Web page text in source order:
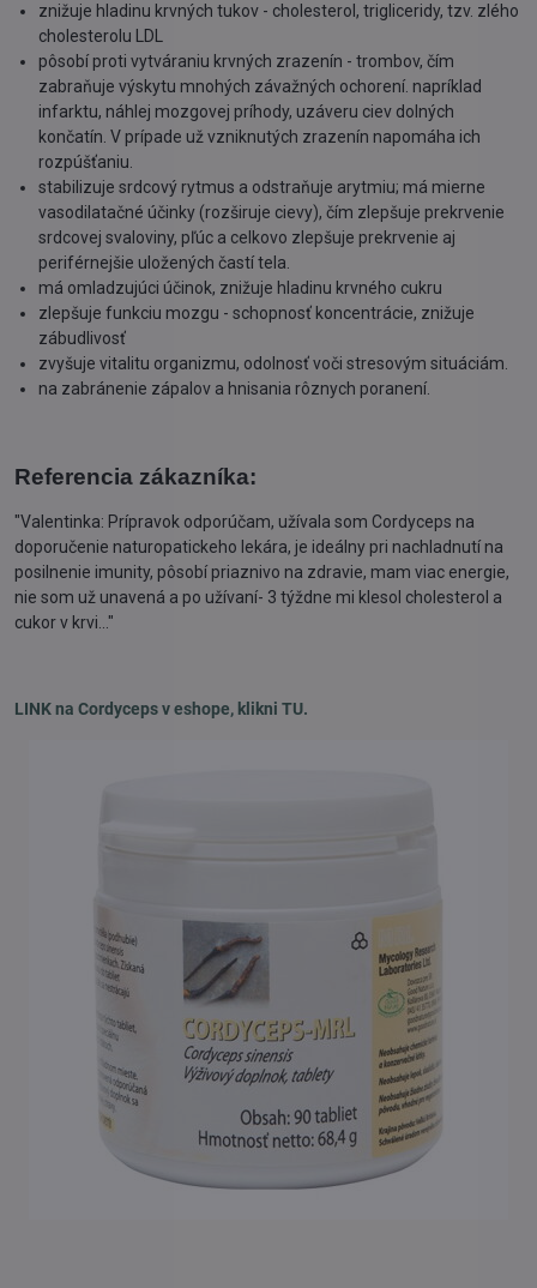
znižuje hladinu krvných tukov - cholesterol, trigliceridy, tzv. zlého
cholesterolu LDL
pôsobí proti vytváraniu krvných zrazenín - trombov, čím
zabraňuje výskytu mnohých závažných ochorení. napríklad
infarktu, náhlej mozgovej príhody, uzáveru ciev dolných
končatín. V prípade už vzniknutých zrazenín napomáha ich
rozpúšťaniu.
stabilizuje srdcový rytmus a odstraňuje arytmiu; má mierne
vasodilatačné účinky (rozširuje cievy), čím zlepšuje prekrvenie
srdcovej svaloviny, pľúc a celkovo zlepšuje prekrvenie aj
periférnejšie uložených častí tela.
má omladzujúci účinok, znižuje hladinu krvného cukru
zlepšuje funkciu mozgu - schopnosť koncentrácie, znižuje
zábudlivosť
zvyšuje vitalitu organizmu, odolnosť voči stresovým situáciám.
na zabránenie zápalov a hnisania rôznych poranení.
Referencia zákazníka:
"Valentinka: Prípravok odporúčam, užívala som Cordyceps na
doporučenie naturopatickeho lekára, je ideálny pri nachladnutí na
posilnenie imunity, pôsobí priaznivo na zdravie, mam viac energie,
nie som už unavená a po užívaní- 3 týždne mi klesol cholesterol a
cukor v krvi..."
LINK na Cordyceps v eshope, klikni TU.